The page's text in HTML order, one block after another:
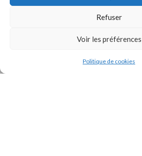
Refuser
Voir les préférences
Politique de cookies